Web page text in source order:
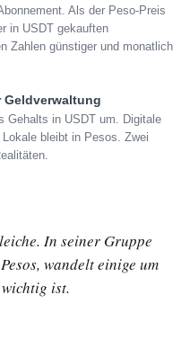
Als der Peso-Preis
in USDT gekauften
Zahlen günstiger und monatlich
Gehalts in USDT um. Digitale
bleibt in Pesos. Zwei
In seiner Gruppe
wandelt einige um
ist.